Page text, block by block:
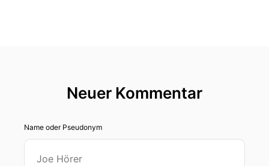
00:00:32: Das ist nämlich egal wer in not ist
00:00:36: Das gilt für Menschen, aber auch für
auch für einen kleinen Schwamm gelten?
Neuer Kommentar
Name oder Pseudonym